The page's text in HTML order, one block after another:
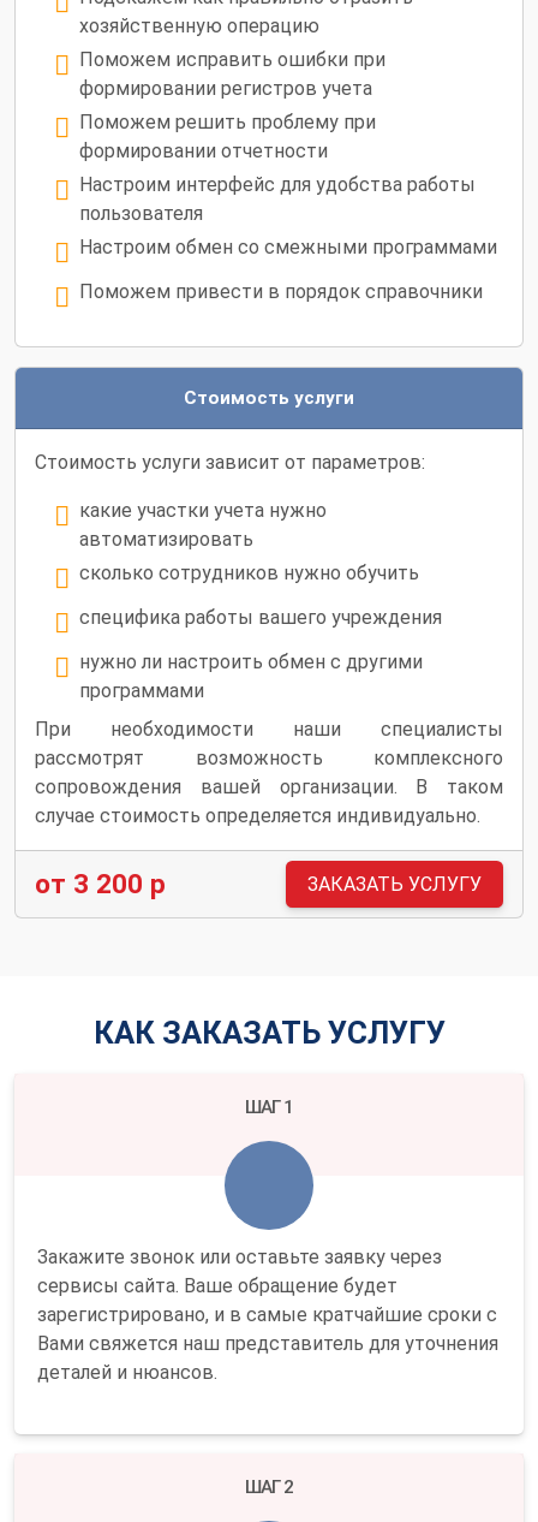
хозяйственную операцию
Поможем исправить ошибки при
формировании регистров учета
Поможем решить проблему при
формировании отчетности
Настроим интерфейс для удобства работы
пользователя
Настроим обмен со смежными программами
Поможем привести в порядок справочники
Стоимость услуги
Стоимость услуги зависит от параметров:
какие участки учета нужно
автоматизировать
сколько сотрудников нужно обучить
специфика работы вашего учреждения
нужно ли настроить обмен с другими
программами
При необходимости наши специалисты
рассмотрят возможность комплексного
сопровождения вашей организации. В таком
случае стоимость определяется индивидуально.
от 3 200 р ЗАКАЗАТЬ УСЛУГУ
КАК ЗАКАЗАТЬ УСЛУГУ
ШАГ 1
Закажите звонок или оставьте заявку через
сервисы сайта. Ваше обращение будет
зарегистрировано, и в самые кратчайшие сроки с
Вами свяжется наш представитель для уточнения
деталей и нюансов.
ШАГ 2